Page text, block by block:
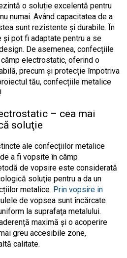
o soluție excelentă pentru
numai. Având capacitatea de a
sunt rezistente și durabile. În
pot fi adaptate pentru a se
De asemenea, confecțiile
electrostatic, oferind o
precum și protecție împotriva
tău, confecțiile metalice
– cea mai
soluţie
ale confecțiilor metalice
a fi vopsite în câmp
de vopsire este considerată
soluţie pentru a da un
metalice. Prin vopsire in
de vopsea sunt încărcate
la suprafaţa metalului.
maximă și o acoperire
greu accesibile zone,
calitate.